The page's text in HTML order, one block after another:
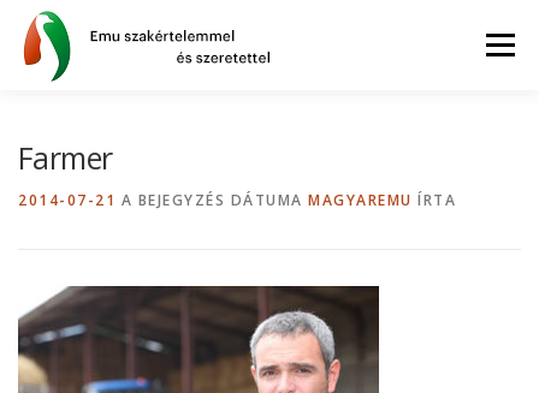
Tovább
tartalomhoz
Menü
Farmer
2014-07-21 A BEJEGYZÉS DÁTUMA MAGYAREMU ÍRTA